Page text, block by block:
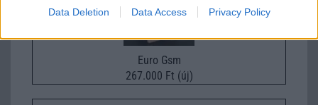
Data Deletion Data Access Privacy Policy
Euro Gsm
267.000 Ft (új)